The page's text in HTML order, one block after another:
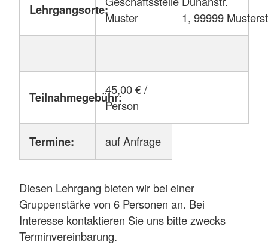
Lehrgangsorte:Muster
1, 99999
Teilnahmegebühr:45,00 € /
Person
Termine: auf Anfrage
Diesen Lehrgang bieten wir bei einer
Gruppenstärke von 6 Personen an. Bei
Interesse kontaktieren Sie uns bitte zwecks
Terminvereinbarung.